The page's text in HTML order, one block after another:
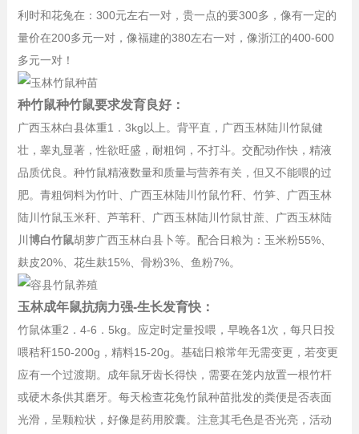
利时和花兔在：300元左右一对，贵一点的要300多，像有一定的
量价在200多元一对，像福建的380左右一对，像浙江的400-600
多元一对！
种竹鼠种竹鼠要求发育良好：
广西玉林白县体重1．3kg以上。背平直，广西玉林陆川竹鼠健
壮，睾丸显著，性欲旺盛，耐粗饲，不打斗。交配动作快，精液
品质优良。种竹鼠精液数量和质量与营养有关，但又不能喂的过
肥。青粗饲料为竹叶、广西玉林陆川竹鼠竹秆、竹笋、广西玉林
陆川竹鼠玉米秆、芦苇秆、广西玉林陆川竹鼠甘蔗、广西玉林陆
川 博白竹鼠胡萝广西玉林白县卜等。配合日粮为：玉米粉55%、
麸皮20%、花生麸15%、骨粉3%、鱼粉7%。
玉林成年鼠抗病力强-生长发育快：
竹鼠体重2．4-6．5kg。应定时定量投喂，早晚各1次，每只日投
喂秸秆150-200g，精料15-20g。基础日粮常年无需变更，若变更
应有一个过渡期。成年鼠牙齿长得快，需要在笼内放置一根竹杆
或硬木条供其磨牙。每天检查花兔竹鼠种苗批发的粪便是否表面
光滑，呈颗粒状，好像是药用胶囊。注意其毛色是否光亮，活动